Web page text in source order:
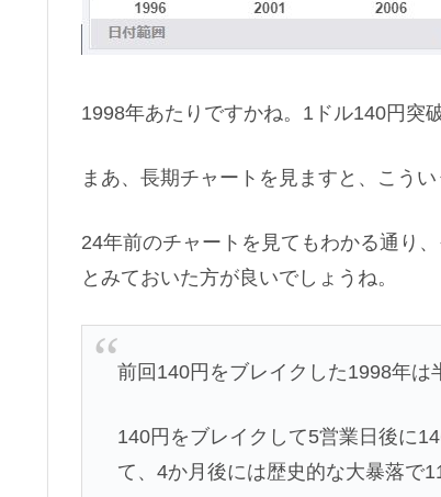
1998年あたりですかね。1ドル140円突
まあ、長期チャートを見ますと、こう
24年前のチャートを見てもわかる通り
とみておいた方が良いでしょうね。
前回140円をブレイクした1998年は
140円をブレイクして5営業日後に
て、4か月後には歴史的な大暴落で